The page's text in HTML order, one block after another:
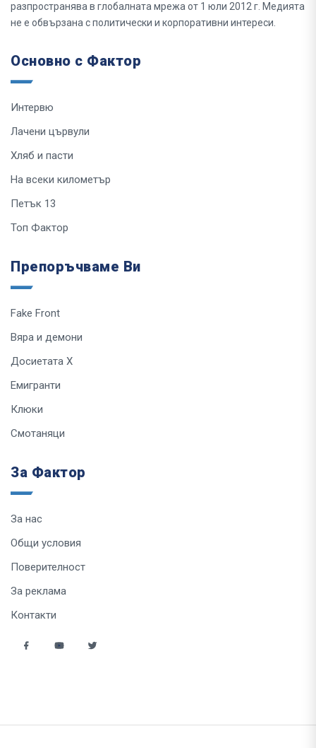
разпространява в глобалната мрежа от 1 юли 2012 г. Медията
не е обвързана с политически и корпоративни интереси.
Основно с Фактор
Интервю
Лачени цървули
Хляб и пасти
На всеки километър
Петък 13
Топ Фактор
Препоръчваме Ви
Fake Front
Вяра и демони
Досиетата Х
Емигранти
Клюки
Смотаняци
За Фактор
За нас
Общи условия
Поверителност
За реклама
Контакти